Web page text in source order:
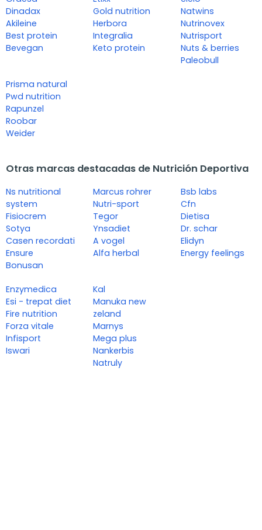
Dinadax
Akileine
Best protein
Bevegan
Gold nutrition
Herbora
Integralia
Keto protein
Natwins
Nutrinovex
Nutrisport
Nuts & berries
Paleobull
Prisma natural
Pwd nutrition
Rapunzel
Roobar
Weider
Otras marcas destacadas de Nutrición Deportiva
Ns nutritional
system
Fisiocrem
Sotya
Casen recordati
Ensure
Bonusan
Marcus rohrer
Nutri-sport
Tegor
Ynsadiet
A vogel
Alfa herbal
Bsb labs
Cfn
Dietisa
Dr. schar
Elidyn
Energy feelings
Enzymedica
Esi - trepat diet
Fire nutrition
Forza vitale
Infisport
Iswari
Kal
Manuka new
zeland
Marnys
Mega plus
Nankerbis
Natruly